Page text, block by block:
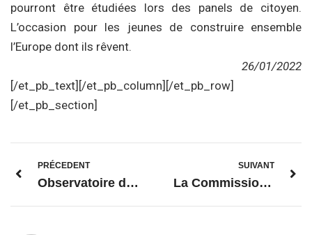
pourront être étudiées lors des panels de citoyen.
L’occasion pour les jeunes de construire ensemble
l’Europe dont ils rêvent.
26/01/2022
[/et_pb_text][/et_pb_column][/et_pb_row]
[/et_pb_section]
PRÉCEDENT
Observatoire de la présidence française de l’UE (PFUE)
SUIVANT
La Commission présente une déclaration sur les droits et principes numériques au bénéfice de tous dans l’Union